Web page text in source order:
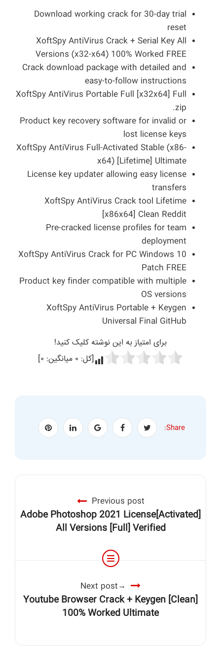
Download working crack for 30-day trial
reset
XoftSpy AntiVirus Crack + Serial Key All
Versions (x32-x64) 100% Worked FREE
Crack download package with detailed and
easy-to-follow instructions
XoftSpy AntiVirus Portable Full [x32x64] Full
.zip
Product key recovery software for invalid or
lost license keys
XoftSpy AntiVirus Full-Activated Stable (x86-
x64) [Lifetime] Ultimate
License key updater allowing easy license
transfers
XoftSpy AntiVirus Crack tool Lifetime
[x86x64] Clean Reddit
Pre-cracked license profiles for team
deployment
XoftSpy AntiVirus Crack for PC Windows 10
Patch FREE
Product key finder compatible with multiple
OS versions
XoftSpy AntiVirus Portable + Keygen
Universal Final GitHub
برای امتیاز به این نوشته کلیک کنید!
[کل: ۰ میانگین: ۰]
Share:
Previous post
Adobe Photoshop 2021 License[Activated]
All Versions [Full] Verified
Next post
Youtube Browser Crack + Keygen [Clean]
100% Worked Ultimate